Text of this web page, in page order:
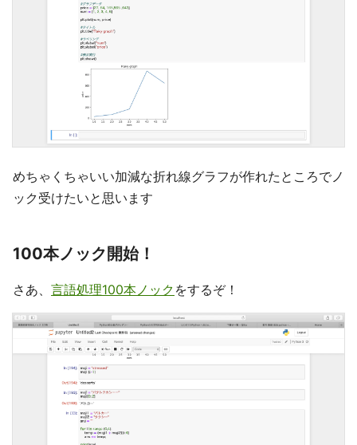
めちゃくちゃいい加減な折れ線グラフが作れたところでノ
ック受けたいと思います
100本ノック開始！
さあ、 言語処理100本ノック をするぞ！